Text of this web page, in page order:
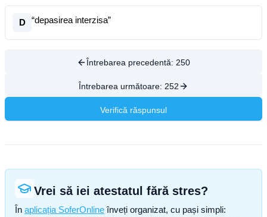
D “depasirea interzisa”
Întrebarea precedentă: 250
Întrebarea următoare: 252
Verifică răspunsul
Vrei să iei atestatul fără stres?
În aplicația SoferOnline înveți organizat, cu pași simpli: